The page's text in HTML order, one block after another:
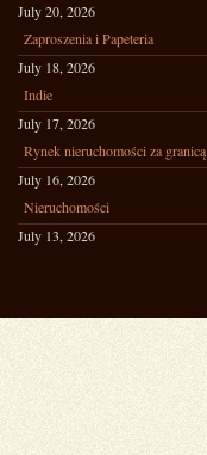
July 20, 2026
Zaproszenia i Papeteria
July 18, 2026
Indie
July 17, 2026
Rynek nieruchomości za granicą
July 16, 2026
Nieruchomości
July 13, 2026